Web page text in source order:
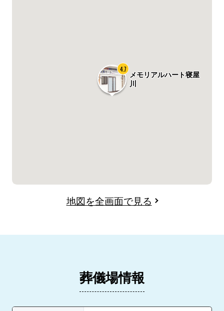
メモリアルハート寝屋
川
4.7
地図を全画面で見る
葬儀場情報